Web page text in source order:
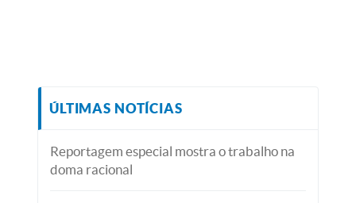
ÚLTIMAS NOTÍCIAS
Reportagem especial mostra o trabalho na
doma racional